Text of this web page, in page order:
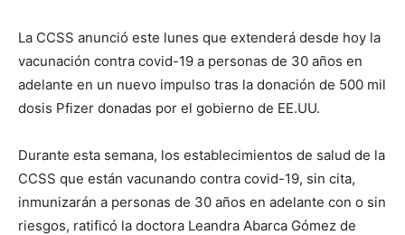
La CCSS anunció este lunes que extenderá desde hoy la
vacunación contra covid-19 a personas de 30 años en
adelante en un nuevo impulso tras la donación de 500 mil
dosis Pfizer donadas por el gobierno de EE.UU.
Durante esta semana, los establecimientos de salud de la
CCSS que están vacunando contra covid-19, sin cita,
inmunizarán a personas de 30 años en adelante con o sin
riesgos, ratificó la doctora Leandra Abarca Gómez de